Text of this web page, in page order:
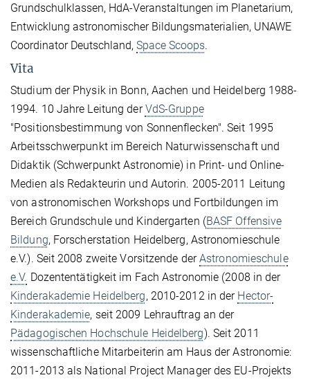
Grundschulklassen, HdA-Veranstaltungen im Planetarium,
Entwicklung astronomischer Bildungsmaterialien, UNAWE
Coordinator Deutschland, Space Scoops.
Vita
Studium der Physik in Bonn, Aachen und Heidelberg 1988-
1994. 10 Jahre Leitung derVdS-Gruppe
"Positionsbestimmung von Sonnenflecken". Seit 1995
Arbeitsschwerpunkt im Bereich Naturwissenschaft und
Didaktik (Schwerpunkt Astronomie) in Print- und Online-
Medien als Redakteurin und Autorin. 2005-2011 Leitung
von astronomischen Workshops und Fortbildungen im
Bereich Grundschule und Kindergarten (BASF Offensive
Bildung, Forscherstation Heidelberg, Astronomieschule
e.V.). Seit 2008 zweite Vorsitzende derAstronomieschule
e.V. Dozententätigkeit im Fach Astronomie (2008 in der
Kinderakademie Heidelberg, 2010-2012 in der Hector-
Kinderakademie, seit 2009 Lehrauftrag an der
Pädagogischen Hochschule Heidelberg). Seit 2011
wissenschaftliche Mitarbeiterin am Haus der Astronomie:
2011-2013 als National Project Manager des EU-Projekts